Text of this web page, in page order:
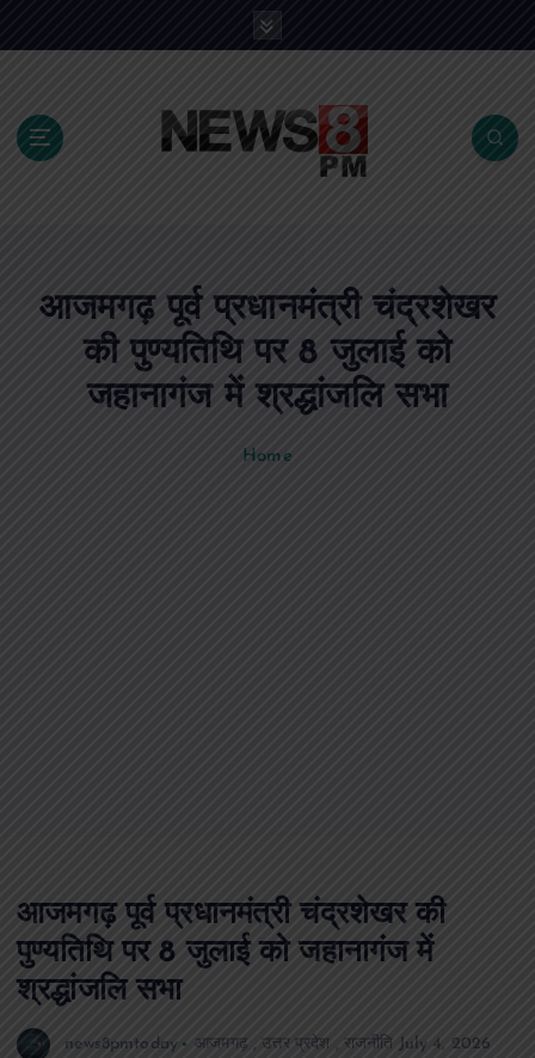
आजमगढ़ पूर्व प्रधानमंत्री चंद्रशेखर
की पुण्यतिथि पर 8 जुलाई को
जहानागंज में श्रद्धांजलि सभा
Home
आजमगढ़ पूर्व प्रधानमंत्री चंद्रशेखर की
पुण्यतिथि पर 8 जुलाई को जहानागंज में
श्रद्धांजलि सभा
news8pmtoday आजमगढ़, उत्तर प्रदेश राजनीति July 4, 2026